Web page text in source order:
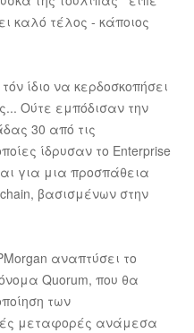
καλό τέλος - κάποιος
ίδιο να κερδοσκοπήσει
Ούτε εμπόδισαν την
30 από τις
ίδρυσαν το Enterprise
για μια προσπάθεια
βασισμένων στην
αναπτύσει το
όνομα Quorum, που θα
των
μεταφορές ανάμεσα